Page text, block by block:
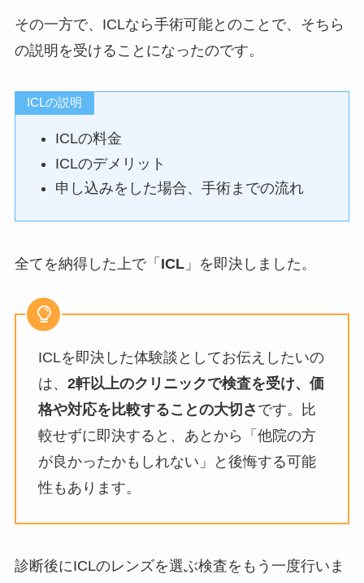
その一方で、ICLなら手術可能とのことで、そちら
の説明を受けることになったのです。
ICLの説明
ICLの料金
ICLのデメリット
申し込みをした場合、手術までの流れ
全てを納得した上で「 ICL」を即決しました。
ICLを即決した体験談としてお伝えしたいの
は、 2軒以上のクリニックで検査を受け、価
格や対応を比較することの大切さ です。比
較せずに即決すると、あとから「他院の方
が良かったかもしれない」と後悔する可能
性もあります。
診断後にICLのレンズを選ぶ検査をもう一度行いま